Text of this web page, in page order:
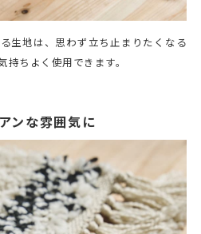
生地は、思わず立ち止まりたくなる
持ちよく使用できます。
ンな雰囲気に